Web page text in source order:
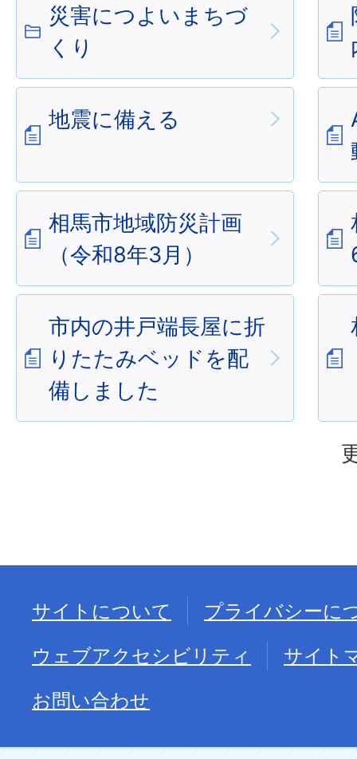
災害につよいまちづ
くり
地震に備える
相馬市地域防災計画
（令和8年3月）
市内の井戸端長屋に折
りたたみベッドを配
備しました
サイトについて
プライバシーに
ウェブアクセシビリティ
サイト
お問い合わせ